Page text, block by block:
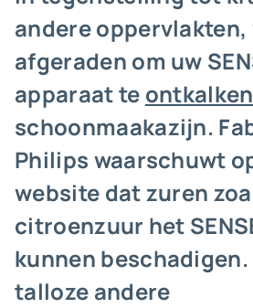
andere
afgeraden om uw
apparaat te ontkalken
schoonmaakazijn.
Philips waarschuwt
website dat zuren
citroenzuur het
kunnen beschadigen.
talloze andere